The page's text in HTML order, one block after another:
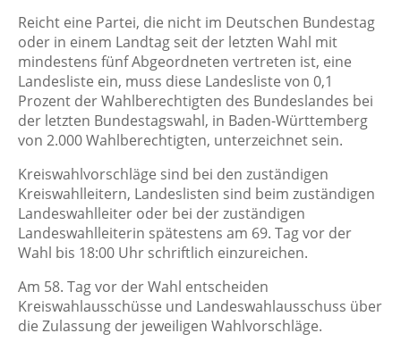
Reicht eine Partei, die nicht im Deutschen Bundestag
oder in einem Landtag seit der letzten Wahl mit
mindestens fünf Abgeordneten vertreten ist, eine
Landesliste ein, muss diese Landesliste von 0,1
Prozent der Wahlberechtigten des Bundeslandes bei
der letzten Bundestagswahl, in Baden-Württemberg
von 2.000 Wahlberechtigten, unterzeichnet sein.
Kreiswahlvorschläge sind bei den zuständigen
Kreiswahlleitern, Landeslisten sind beim zuständigen
Landeswahlleiter oder bei der zuständigen
Landeswahlleiterin spätestens am 69. Tag vor der
Wahl bis 18:00 Uhr schriftlich einzureichen.
Am 58. Tag vor der Wahl entscheiden
Kreiswahlausschüsse und Landeswahlausschuss über
die Zulassung der jeweiligen Wahlvorschläge.